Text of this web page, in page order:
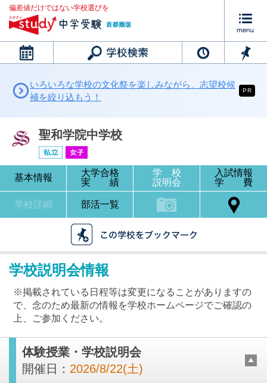
偏差値だけではない学校選びを
カレンダー
最近見た学校
聖和学院中学校
いろいろな学校の文化祭を楽しみながら、志望校候
補を絞り込もう！
PR
聖和学院中学校
基本情報
大学合格
実 績
学 校
説明会
入試情報
学 費
学校詳細 部活一覧
学校説明会情報
※掲載されている日程等は変更になることがありますの
で、念のため最新の情報を学校ホームページでご確認の
上、ご参加ください。
体験授業・学校説明会
開催日： 2026/8/22(土)